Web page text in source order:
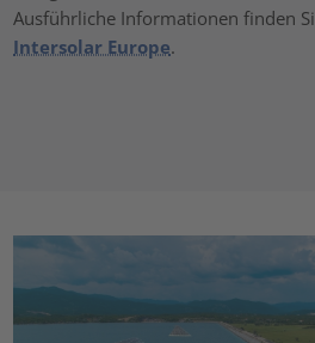
Ausführliche Informationen finden
Intersolar Europe.